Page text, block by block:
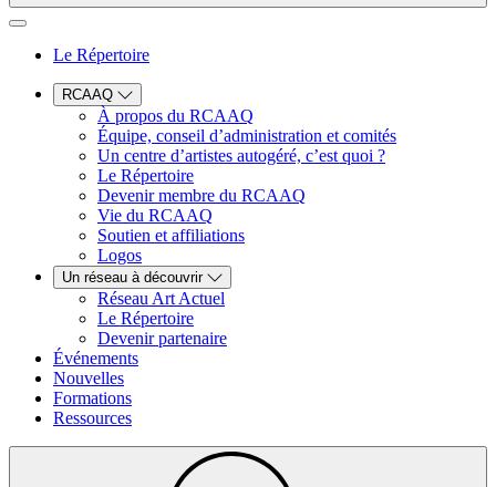
Le Répertoire
RCAAQ
À propos du RCAAQ
Équipe, conseil d’administration et comités
Un centre d’artistes autogéré, c’est quoi ?
Le Répertoire
Devenir membre du RCAAQ
Vie du RCAAQ
Soutien et affiliations
Logos
Un réseau à découvrir
Réseau Art Actuel
Le Répertoire
Devenir partenaire
Événements
Nouvelles
Formations
Ressources